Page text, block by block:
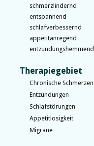
schmerzlindernd
entspannend
schlafverbessernd
appetitanregend
entzündungshemmend
Therapiegebiet
Chronische Schmerzen
Entzündungen
Schlafstörungen
Appetitlosigkeit
Migräne